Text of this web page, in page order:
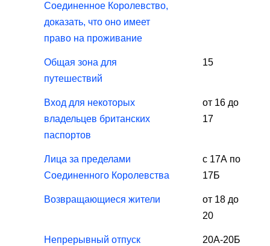
Соединенное Королевство,
доказать, что оно имеет
право на проживание
Общая зона для
путешествий
15
Вход для некоторых
владельцев британских
паспортов
от 16 до
17
Лица за пределами
Соединенного Королевства
с 17А по
17Б
Возвращающиеся жители
от 18 до
20
Непрерывный отпуск 20А-20Б